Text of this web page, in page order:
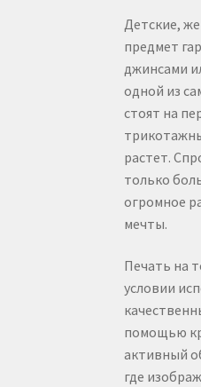
Детские,
предмет
джинсами
одной из
стоят на
растет.
только
огромное
мечты.
Печать на
условии
помощью
активный
где